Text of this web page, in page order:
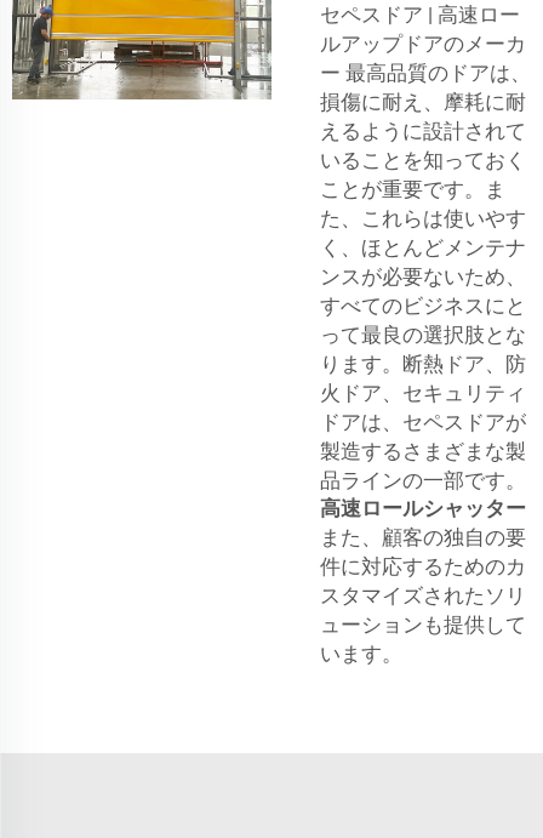
セペスドア | 高速ロー
ルアップドアのメーカ
ー 最高品質のドアは、
損傷に耐え、摩耗に耐
えるように設計されて
いることを知っておく
ことが重要です。ま
た、これらは使いやす
く、ほとんどメンテナ
ンスが必要ないため、
すべてのビジネスにと
って最良の選択肢とな
ります。断熱ドア、防
火ドア、セキュリティ
ドアは、セペスドアが
製造するさまざまな製
品ラインの一部です。
高速ロールシャッター
また、顧客の独自の要
件に対応するためのカ
スタマイズされたソリ
ューションも提供して
います。